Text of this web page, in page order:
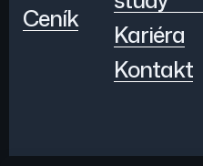
Ceník
Kariéra
Kontakt